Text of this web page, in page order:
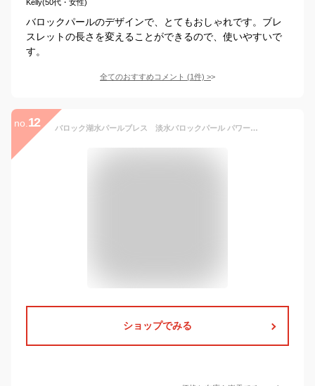
Kelly(50代・女性)
バロックパールのデザインで、とてもおしゃれです。ブレ
スレットの長さを変えることができるので、使いやすいで
す。
全てのおすすめコメント (1件) >
no. 12 バロック湖水パールブレス 淡水バロックパール パワーストーン ブレスレット メンズ レディース 効果 ハンドメイド 浄化 種類 意味 アクセサリー 天然石
ショップでみる